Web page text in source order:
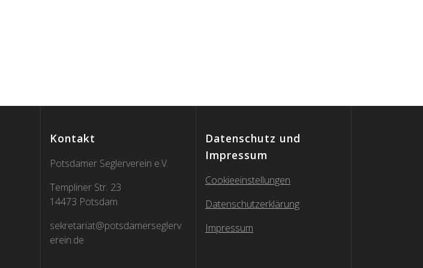
Kontakt
Potsdamer Seglerverein e.V.
Templiner Str. 23
14473 Potsdam
sekretariat@potsdamerseglerv
erein.de
Datenschutz und
Impressum
Cookieeinstellungen
Datenschutzerklärung
Impressum